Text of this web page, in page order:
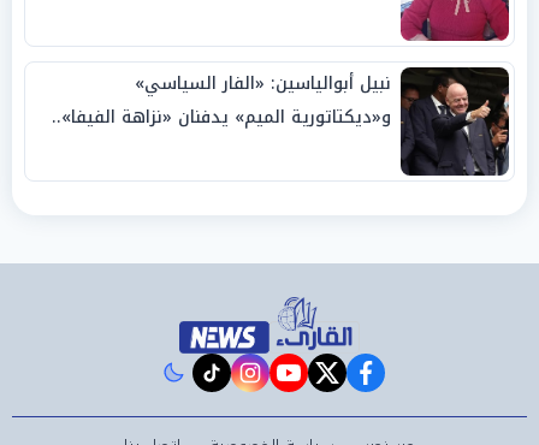
نبيل أبوالياسين: «الفار السياسي»
و«ديكتاتورية الميم» يدفنان «نزاهة الفيفا»..
facebook
twitter
youtube
instagram
tiktok